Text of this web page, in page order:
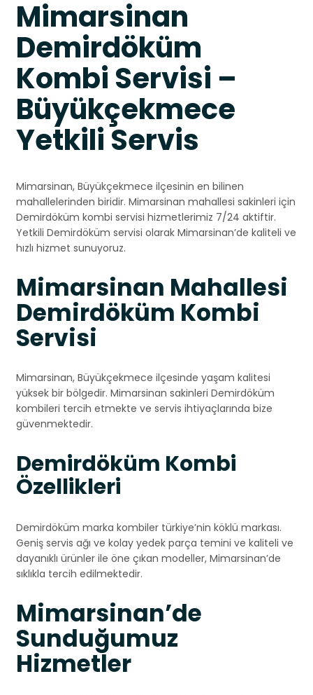
Mimarsinan
Demirdöküm
Kombi Servisi –
Büyükçekmece
Yetkili Servis
Mimarsinan, Büyükçekmece ilçesinin en bilinen
mahallelerinden biridir. Mimarsinan mahallesi sakinleri için
Demirdöküm kombi servisi hizmetlerimiz 7/24 aktiftir.
Yetkili Demirdöküm servisi olarak Mimarsinan’de kaliteli ve
hızlı hizmet sunuyoruz.
Mimarsinan Mahallesi
Demirdöküm Kombi
Servisi
Mimarsinan, Büyükçekmece ilçesinde yaşam kalitesi
yüksek bir bölgedir. Mimarsinan sakinleri Demirdöküm
kombileri tercih etmekte ve servis ihtiyaçlarında bize
güvenmektedir.
Demirdöküm Kombi
Özellikleri
Demirdöküm marka kombiler türkiye’nin köklü markası.
Geniş servis ağı ve kolay yedek parça temini ve kaliteli ve
dayanıklı ürünler ile öne çıkan modeller, Mimarsinan’de
sıklıkla tercih edilmektedir.
Mimarsinan’de
Sunduğumuz
Hizmetler